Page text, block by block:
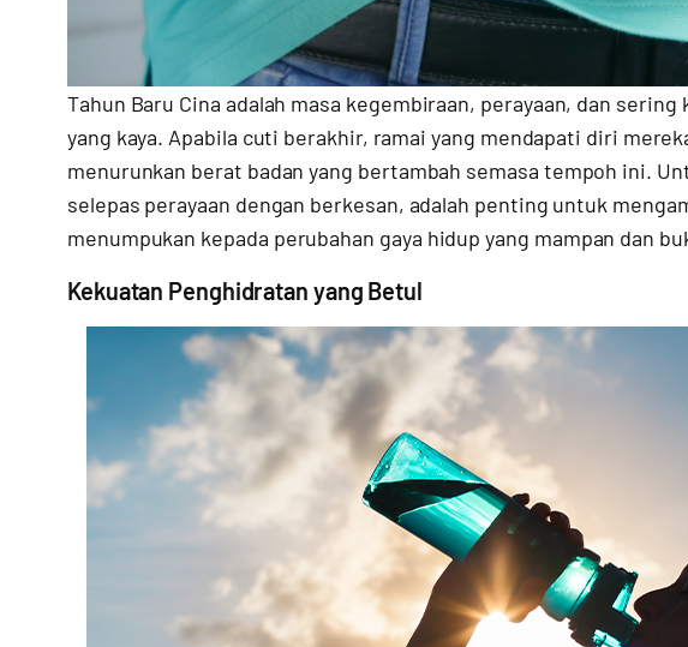
Tahun Baru Cina adalah masa kegembiraan, perayaan, dan
yang kaya. Apabila cuti berakhir, ramai yang mendapati diri
menurunkan berat badan yang bertambah semasa tempoh ini.
selepas perayaan dengan berkesan, adalah penting untuk
menumpukan kepada perubahan gaya hidup yang mampan dan
Kekuatan Penghidratan yang Betul